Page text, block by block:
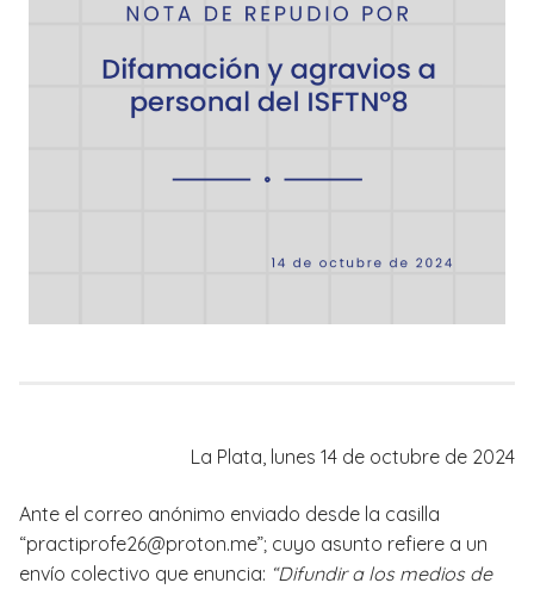
La Plata, lunes 14 de octubre de 2024
Ante el correo anónimo enviado desde la casilla
“practiprofe26@proton.me”; cuyo asunto refiere a un
envío colectivo que enuncia: “Difundir a los medios de